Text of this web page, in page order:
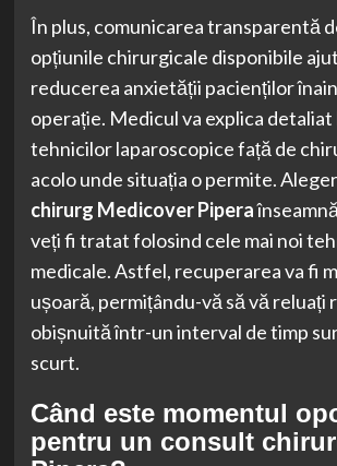
În plus, comunicarea transparentă
opțiunile chirurgicale disponibile
reducerea anxietății pacienților
operație. Medicul va explica
tehnicilor laparoscopice față de
acolo unde situația o permite.
chirurg Medicover Pipera
veți fi tratat folosind cele mai noi
medicale. Astfel, recuperarea va fi
ușoară, permițându-vă să vă reluați
obișnuită într-un interval de timp
scurt.
Când este momentul
pentru un consult